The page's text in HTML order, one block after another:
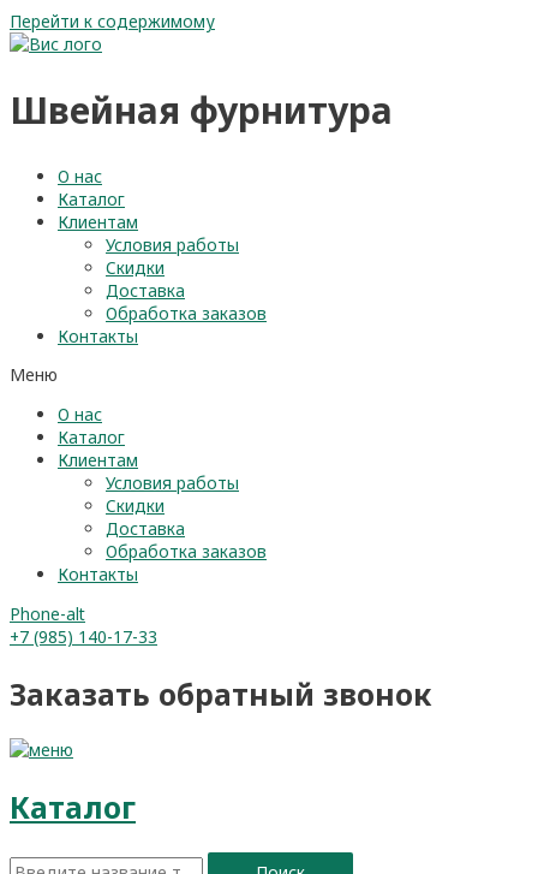
Перейти к содержимому
Швейная фурнитура
О нас
Каталог
Клиентам
Условия работы
Скидки
Доставка
Обработка заказов
Контакты
Меню
О нас
Каталог
Клиентам
Условия работы
Скидки
Доставка
Обработка заказов
Контакты
Phone-alt
+7 (985) 140-17-33
Заказать обратный звонок
Каталог